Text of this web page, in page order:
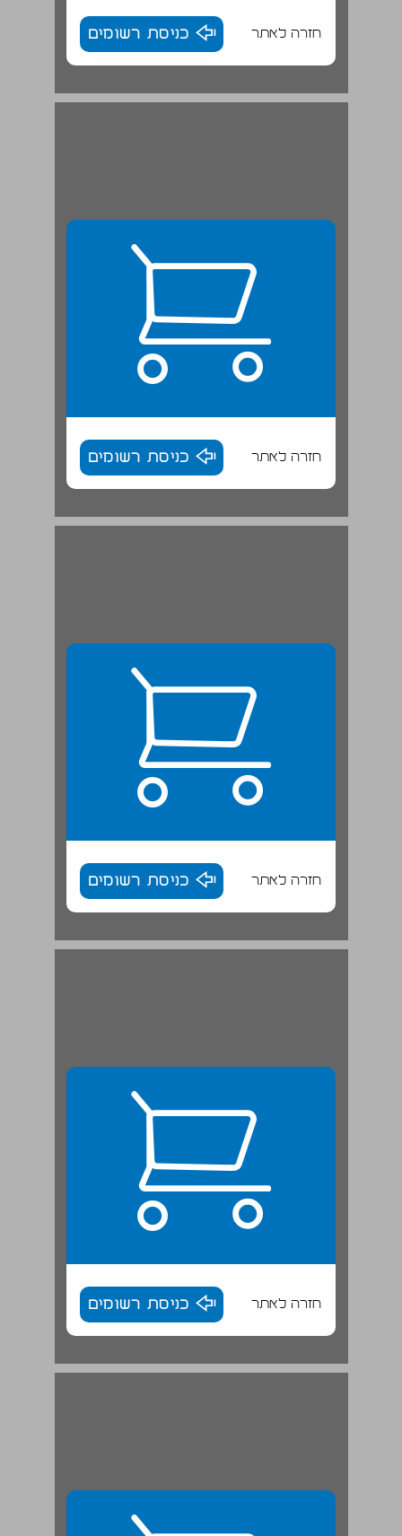
חזרה לאתר כניסת רשומים
חזרה לאתר כניסת רשומים
חזרה לאתר כניסת רשומים
חזרה לאתר כניסת רשומים